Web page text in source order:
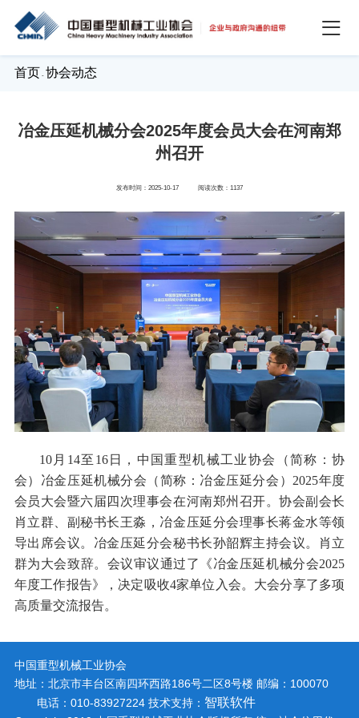
首页 - 协会动态
冶金压延机械分会2025年度会员大会在河南郑
州召开
发布时间：2025-10-17 阅读次数：1137
10月 14至 16日，中国重型机械工业协会（简称：协
会）冶金压延机械分会（简称：冶金压延分会） 2025年度
会员大会暨六届四次理事会在河南郑州召开。协会副会长
肖立群、副秘书长王淼，冶金压延分会理事长蒋金水等领
导出席会议。冶金压延分会秘书长孙韶辉主持会议。肖立
群为大会致辞。会议审议通过了《冶金压延机械分会2025
年度工作报告》，决定吸收4家单位入会。大会分享了多项
高质量交流报告。
中国重型机械工业协会
地址：北京市丰台区南四环西路186号二区8号楼 邮编：100070
电话：010-83927224 技术支持： 智联软件